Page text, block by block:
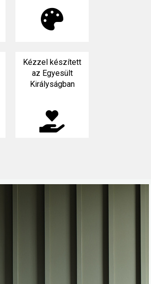

Kézzel készített
az Egyesült
Királyságban